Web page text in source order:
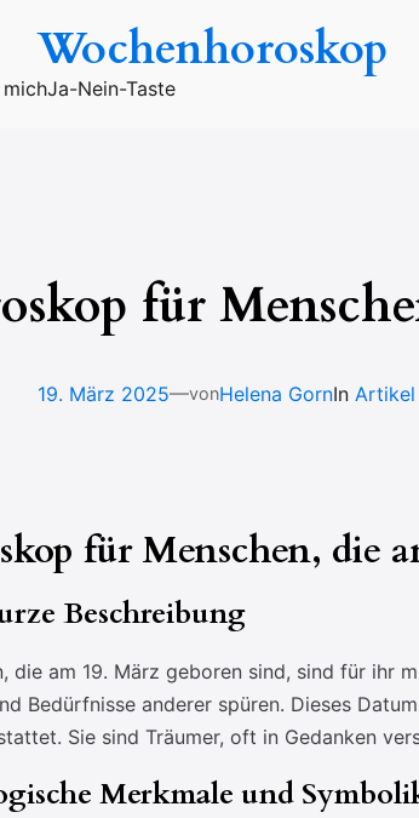
Wochenhoroskop
Ja-Nein-Taste
für
19. März 2025—vonHelena GornIn Artikel
für Menschen, die
Beschreibung
die am 19. März geboren sind, sind für ihr
Bedürfnisse anderer spüren. Dieses
Sie sind Träumer, oft in Gedanken
Merkmale und